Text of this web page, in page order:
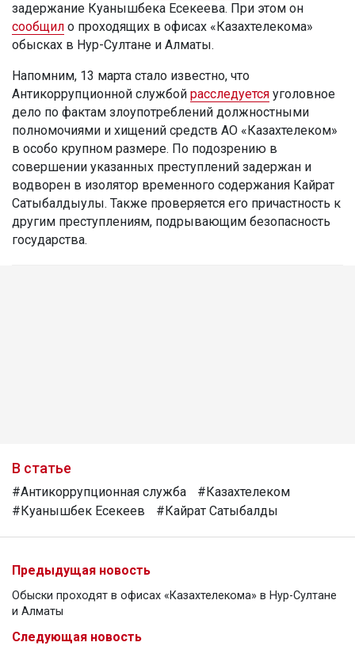
задержание Куанышбека Есекеева. При этом он
сообщил о проходящих в офисах «Казахтелекома»
обысках в Нур-Султане и Алматы.
Напомним, 13 марта стало известно, что
Антикоррупционной службой расследуется уголовное
дело по фактам злоупотреблений должностными
полномочиями и хищений средств АО «Казахтелеком»
в особо крупном размере. По подозрению в
совершении указанных преступлений задержан и
водворен в изолятор временного содержания Кайрат
Сатыбалдыулы. Также проверяется его причастность к
другим преступлениям, подрывающим безопасность
государства.
В статье
#Антикоррупционная служба
#Казахтелеком
#Куанышбек Есекеев
#Кайрат Сатыбалды
Предыдущая новость
Обыски проходят в офисах «Казахтелекома» в Нур-Султане
и Алматы
Следующая новость